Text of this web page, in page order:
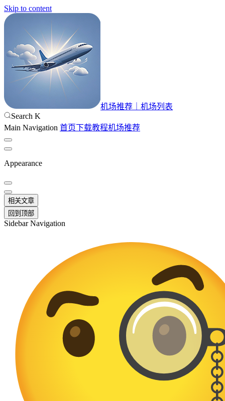
Skip to content
机场推荐｜机场列表
Search K
Main Navigation 首页下载教程机场推荐
Appearance
相关文章
回到顶部
Sidebar Navigation